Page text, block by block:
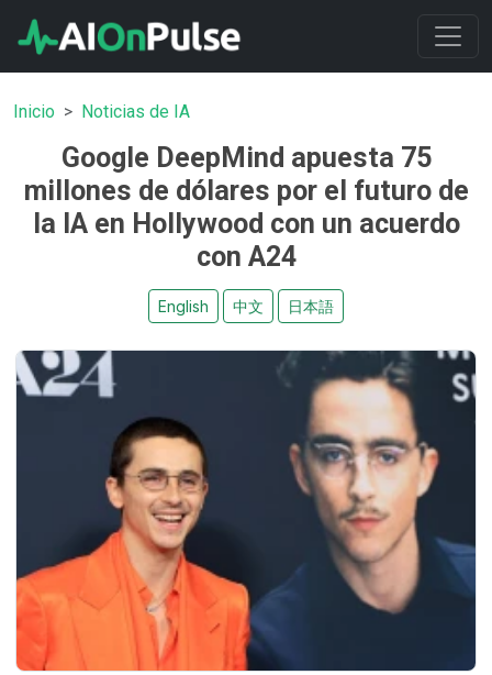
Inicio Noticias de IA
Google DeepMind apuesta 75
millones de dólares por el futuro de
la IA en Hollywood con un acuerdo
con A24
English 中文 日本語